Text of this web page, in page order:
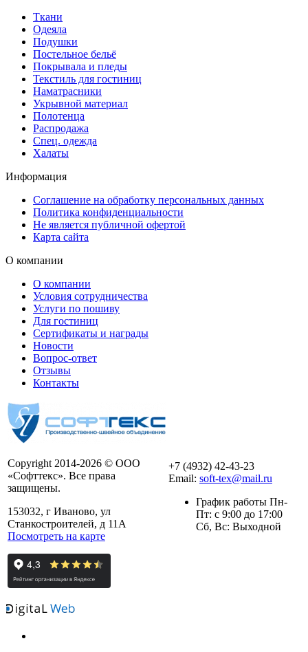
Ткани
Одеяла
Подушки
Постельное бельё
Покрывала и пледы
Текстиль для гостиниц
Наматрасники
Укрывной материал
Полотенца
Распродажа
Спец. одежда
Халаты
Информация
Соглашение на обработку персональных данных
Политика конфиденциальности
Не является публичной офертой
Карта сайта
О компании
О компании
Условия сотрудничества
Услуги по пошиву
Для гостиниц
Сертификаты и награды
Новости
Вопрос-ответ
Отзывы
Контакты
Copyright 2014-2026 © ООО
«Софттекс». Все права
защищены.
153032, г Иваново, ул
Станкостроителей, д 11А
Посмотреть на карте
+7 (4932) 42-43-23
Email: soft-tex@mail.ru
График работы Пн-
Пт: с 9:00 до 17:00
Сб, Вс: Выходной